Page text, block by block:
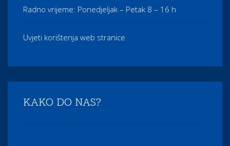
Radno vrijeme: Ponedjeljak – Petak 8 – 16 h
Uvjeti korištenja web stranice
KAKO DO NAS?